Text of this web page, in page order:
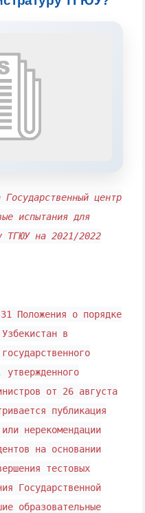
центр
испытания для
ТГЮУ на 2021/2022
Положения о порядке
в
утвержденного
от 26 августа
публикация
нерекомендации
на основании
тестовых
Государственной
образовательные
по
9. Квота (магистратура) (1)